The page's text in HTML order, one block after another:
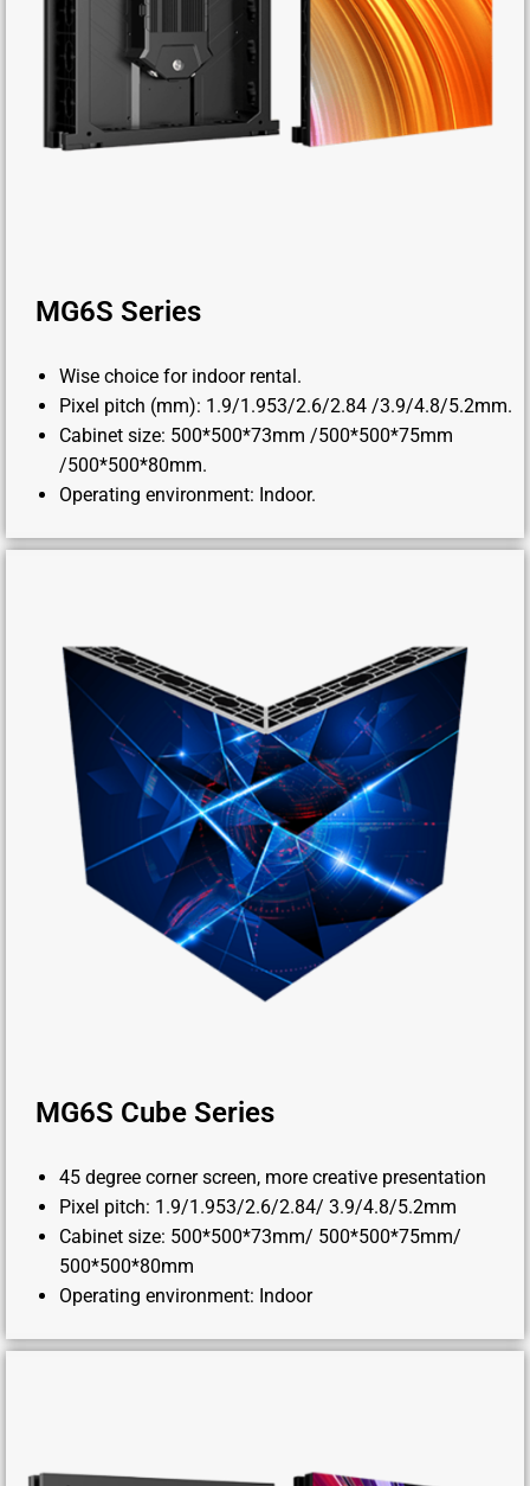
MG6S Series
Wise choice for indoor rental.
Pixel pitch (mm): 1.9/1.953/2.6/2.84 /3.9/4.8/5.2mm.
Cabinet size: 500*500*73mm /500*500*75mm
/500*500*80mm.
Operating environment: Indoor.
MG6S Cube Series
45 degree corner screen, more creative presentation
Pixel pitch: 1.9/1.953/2.6/2.84/ 3.9/4.8/5.2mm
Cabinet size: 500*500*73mm/ 500*500*75mm/
500*500*80mm
Operating environment: Indoor